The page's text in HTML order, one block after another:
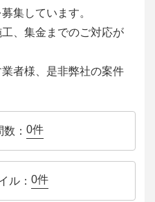
集しています。
、集金までのご対応が
者様、是非弊社の案件
： 0件
ル： 0件